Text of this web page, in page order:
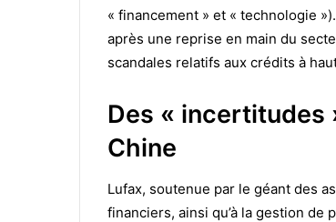
« financement » et « technologie
après une reprise en main du
scandales relatifs aux crédits à
Des « incertitudes
Chine
Lufax, soutenue par le géant des
financiers, ainsi qu’à la gestion